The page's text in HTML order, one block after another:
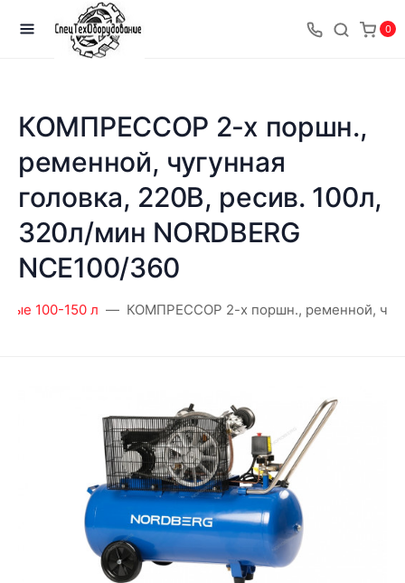
0
КОМПРЕССОР 2-х поршн.,
ременной, чугунная
головка, 220В, ресив. 100л,
320л/мин NORDBERG
NCE100/360
100-150 л КОМПРЕССОР 2-х поршн., ременной,